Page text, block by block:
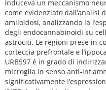
induceva un meccanismo
come evidenziato dall’analisi
amiloidosi, analizzando la
degli endocannabinoidi su
astrociti. Le regioni prese in
corteccia prefrontale e
URB597 è in grado di
microglia in senso anti-
significativamente